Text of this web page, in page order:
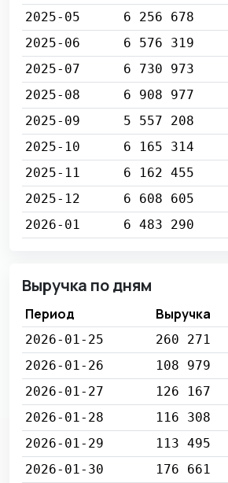
2025-05
6 256 678
2025-06
6 576 319
2025-07
6 730 973
2025-08
6 908 977
2025-09
5 557 208
2025-10
6 165 314
2025-11
6 162 455
2025-12
6 608 605
2026-01
6 483 290
Выручка по дням
Период Выручка
2026-01-25 260 271
2026-01-26
108 979
2026-01-27
126 167
2026-01-28
116 308
2026-01-29
113 495
2026-01-30
176 661